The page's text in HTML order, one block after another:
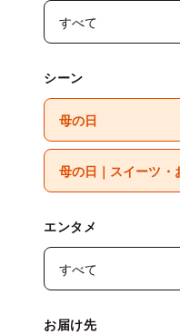
シーン
エンタメ
お届け先